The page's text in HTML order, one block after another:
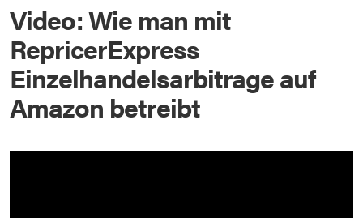
Video: Wie man mit
RepricerExpress
Einzelhandelsarbitrage auf
Amazon betreibt